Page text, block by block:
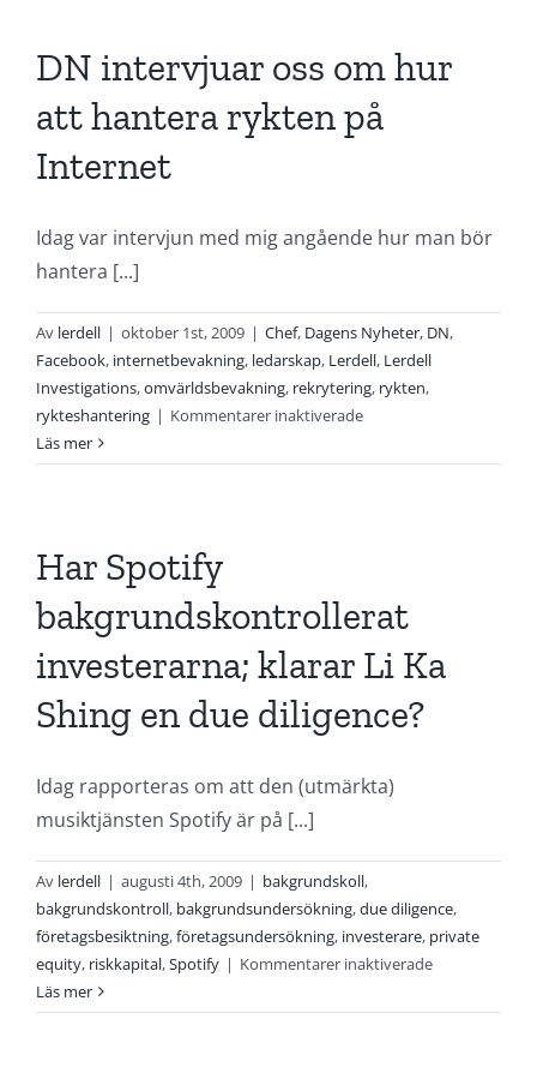
DN intervjuar oss om hur
att hantera rykten på
Internet
Idag var intervjun med mig angående hur man bör
hantera [...]
Av lerdell | oktober 1st, 2009 | Chef, Dagens Nyheter, DN,
Facebook, internetbevakning, ledarskap, Lerdell, Lerdell
Investigations,omvärldsbevakning, rekrytering, rykten,
rykteshantering | Kommentarer inaktiveradeför
intervjuar
hantera
rykten
på
Läs mer
Har Spotify
bakgrundskontrollerat
investerarna; klarar Li Ka
Shing en due diligence?
Idag rapporteras om att den (utmärkta)
musiktjänsten Spotify är på [...]
Av lerdell | augusti 4th, 2009 | bakgrundskoll,
bakgrundskontroll, bakgrundsundersökning,due diligence,
företagsbesiktning,företagsundersökning, investerare, private
equity, riskkapital,Spotify | Kommentarer inaktiveradeför
Spotify
Läs mer